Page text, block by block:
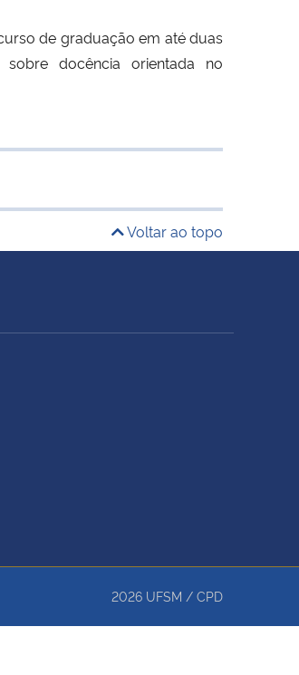
de graduação em até duas
docência orientada no
Voltar ao topo
2026 UFSM / CPD